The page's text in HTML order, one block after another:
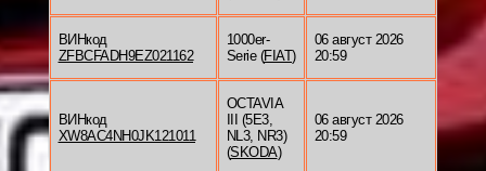
ВИНкод
ZFBCFADH9EZ021162
1000er-
Serie (FIAT)
06 август 2026
20:59
ВИНкод
XW8AC4NH0JK121011
OCTAVIA
III (5E3,
NL3, NR3)
(SKODA)
06 август 2026
20:59